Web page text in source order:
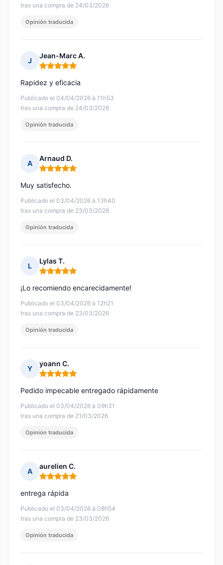
tras una compra de 24/03/2026
Opinión traducida
J
Jean-Marc A.
Nota: 5 de 5
Publicado el 04/04/2026 à 11h53
tras una compra de 24/03/2026
Rapidez y eficacia
Opinión traducida
A
Arnaud D.
Nota: 5 de 5
Publicado el 03/04/2026 à 13h40
tras una compra de 23/03/2026
Muy satisfecho.
Opinión traducida
L
Lylas T.
Nota: 5 de 5
Publicado el 03/04/2026 à 12h21
tras una compra de 23/03/2026
¡Lo recomiendo encarecidamente!
Opinión traducida
Y
yoann C.
Nota: 5 de 5
Publicado el 03/04/2026 à 09h31
tras una compra de 21/03/2026
Pedido impecable entregado rápidamente
Opinión traducida
A
aurelien C.
Nota: 5 de 5
Publicado el 03/04/2026 à 08h54
tras una compra de 23/03/2026
entrega rápida
Opinión traducida